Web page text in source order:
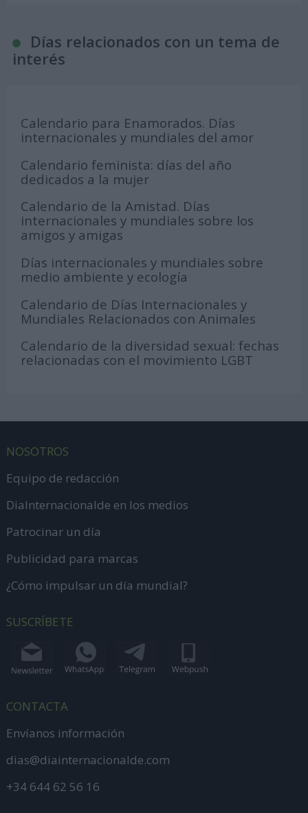
Días relacionados con un tema de
interés
Calendario para Enamorados. Días
internacionales y mundiales del amor
Calendario feminista: días del año
dedicados a la mujer
Calendario de la Amistad. Días
internacionales y mundiales sobre los
amigos y amigas
Días internacionales y mundiales sobre
medio ambiente y ecología
Calendario de Días Internacionales y
Mundiales Relacionados con Animales
Calendario de la diversidad sexual: fechas
relacionadas con el movimiento LGBT
NOSOTROS
Equipo de redacción
DiaInternacionalde en los medios
Patrocinar un día
Publicidad para marcas
¿Cómo impulsar un día mundial?
SUSCRÍBETE
CONTACTA
Envíanos información
dias@diainternacionalde.com
+34 644 62 56 16